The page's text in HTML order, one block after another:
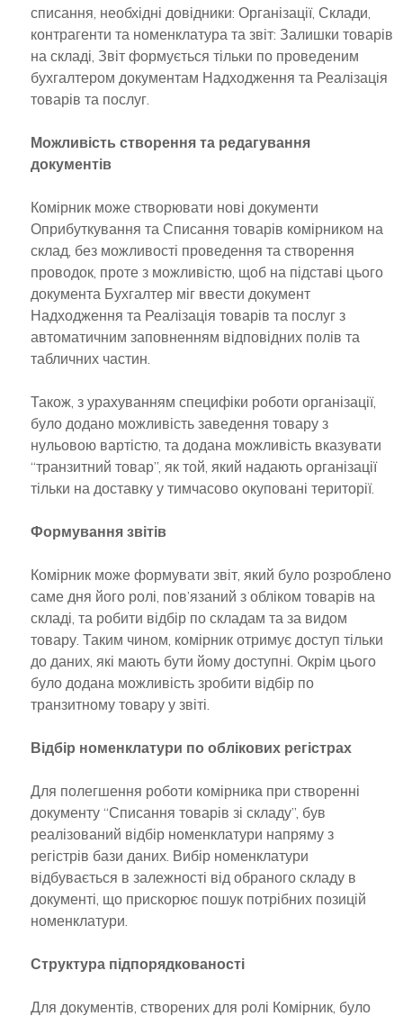
списання, необхідні довідники: Організації, Склади,
контрагенти та номенклатура та звіт: Залишки товарів
на складі, Звіт формується тільки по проведеним
бухгалтером документам Надходження та Реалізація
товарів та послуг.
Можливість створення та редагування
документів
Комірник може створювати нові документи
Оприбуткування та Списання товарів комірником на
склад, без можливості проведення та створення
проводок, проте з можливістю, щоб на підставі цього
документа Бухгалтер міг ввести документ
Надходження та Реалізація товарів та послуг з
автоматичним заповненням відповідних полів та
табличних частин.
Також, з урахуванням специфіки роботи організації,
було додано можливість заведення товару з
нульовою вартістю, та додана можливість вказувати
“транзитний товар”, як той, який надають організації
тільки на доставку у тимчасово окуповані території.
Формування звітів
Комірник може формувати звіт, який було розроблено
саме дня його ролі, пов’язаний з обліком товарів на
складі, та робити відбір по складам та за видом
товару. Таким чином, комірник отримує доступ тільки
до даних, які мають бути йому доступні. Окрім цього
було додана можливість зробити відбір по
транзитному товару у звіті.
Відбір номенклатури по облікових регістрах
Для полегшення роботи комірника при створенні
документу “Списання товарів зі складу”, був
реалізований відбір номенклатури напряму з
регістрів бази даних. Вибір номенклатури
відбувається в залежності від обраного складу в
документі, що прискорює пошук потрібних позицій
номенклатури.
Структура підпорядкованості
Для документів, створених для ролі Комірник, було